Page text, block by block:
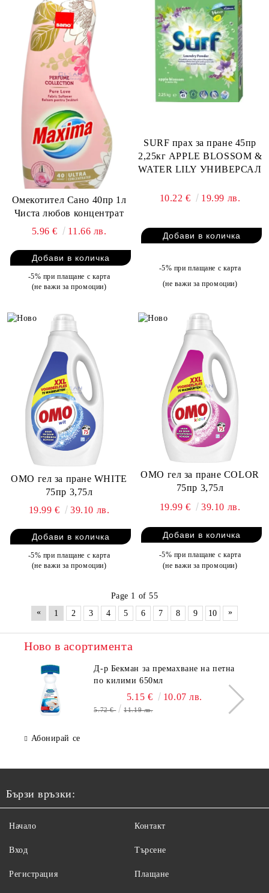
Омекотител Сано 40пр 1л
Чиста любов концентрат
5.96 €
11.66 лв.
-5% при плащане с карта
(не важи за промоции)
SURF прах за пране 45пр
2,25кг APPLE BLOSSOM &
WATER LILY УНИВЕРСАЛ
10.22 € 19.99 лв.
-5% при плащане с карта
(не важи за промоции)
OMO гел за пране WHITE
75пр 3,75л
19.99 €
39.10 лв.
-5% при плащане с карта
(не важи за промоции)
OMO гел за пране COLOR
75пр 3,75л
19.99 €
39.10 лв.
-5% при плащане с карта
(не важи за промоции)
Page 1 of 55
«
1 2 3 4 5 6 7 8 9 10 »
Ново в асортимента
Д-р Бекман за премахване на петна
по килими 650мл
5.15 € 10.07 лв.
5.72 € 11.19 лв.
Абонирай се
Бързи връзки:
Начало
Вход
Регистрация
Контакт
Търсене
Плащане